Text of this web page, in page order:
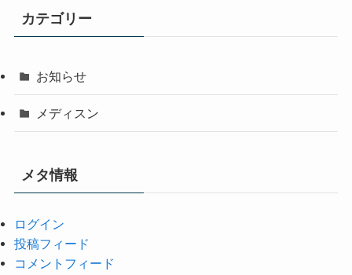
カテゴリー
お知らせ
メディスン
メタ情報
ログイン
投稿フィード
コメントフィード